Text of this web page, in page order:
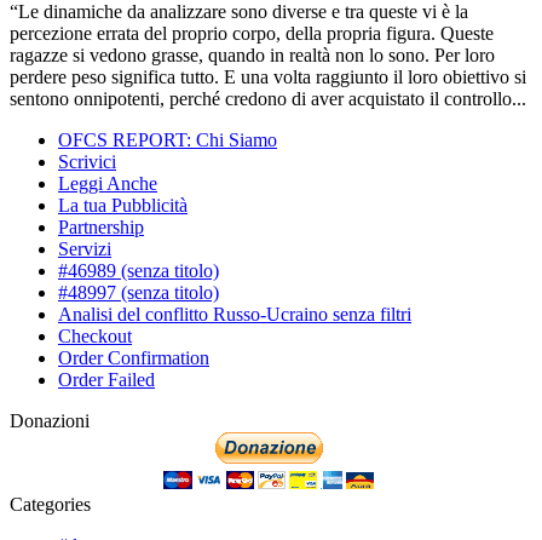
“Le dinamiche da analizzare sono diverse e tra queste vi è la
percezione errata del proprio corpo, della propria figura. Queste
ragazze si vedono grasse, quando in realtà non lo sono. Per loro
perdere peso significa tutto. E una volta raggiunto il loro obiettivo si
sentono onnipotenti, perché credono di aver acquistato il controllo...
OFCS REPORT: Chi Siamo
Scrivici
Leggi Anche
La tua Pubblicità
Partnership
Servizi
#46989 (senza titolo)
#48997 (senza titolo)
Analisi del conflitto Russo-Ucraino senza filtri
Checkout
Order Confirmation
Order Failed
Donazioni
Categories